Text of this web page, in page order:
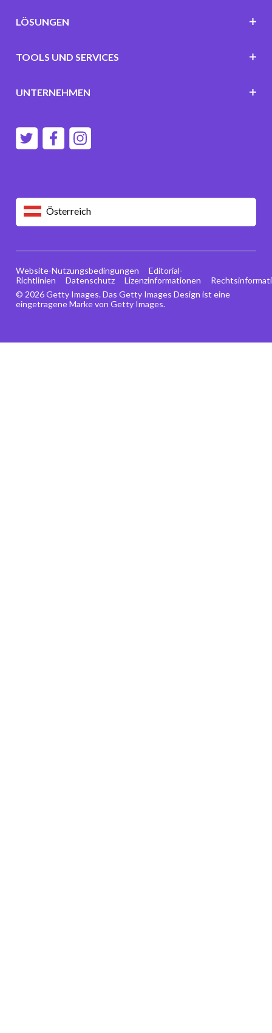
Österreich
LÖSUNGEN
TOOLS UND SERVICES
UNTERNEHMEN
© 2026 Getty Images. Das Getty Images Design ist eine
eingetragene Marke von Getty Images.
Website-Nutzungsbedingungen
Editorial-
Richtlinien
Datenschutz Lizenzinformationen